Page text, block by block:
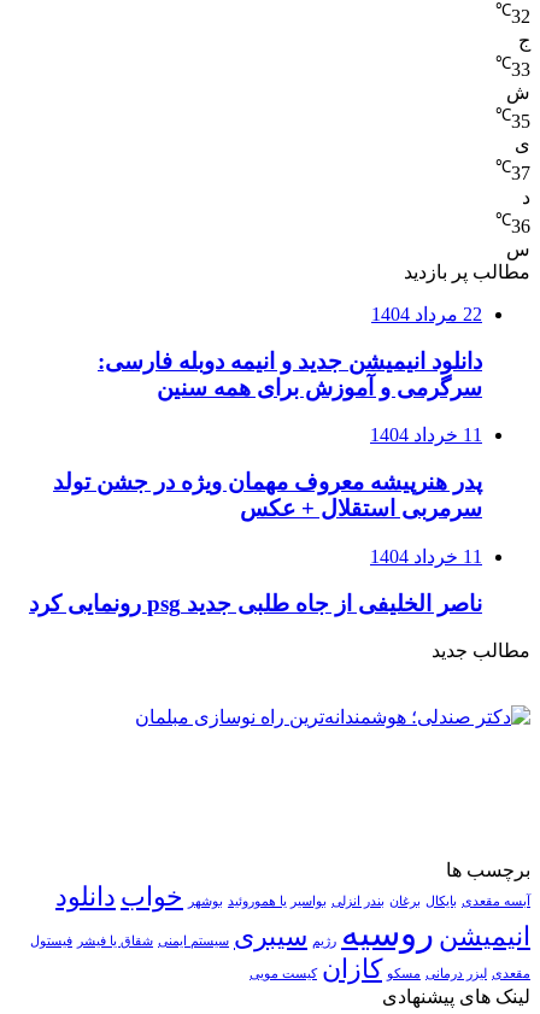
32
℃
ج
33
℃
ش
35
℃
ی
37
℃
د
36
℃
س
مطالب پر بازدید
22 مرداد 1404
دانلود انیمیشن جدید و انیمه دوبله فارسی:
سرگرمی و آموزش برای همه سنین
11 خرداد 1404
پدر هنرپیشه معروف مهمان ویژه در جشن تولد
سرمربی استقلال + عکس
11 خرداد 1404
ناصر الخلیفی از جاه طلبی جدید psg رونمایی کرد
مطالب جدید
برچسب ها
آبسه مقعدی بایکال برغان بندر انزلی بواسیر یا هموروئید بوشهر خواب دانلود
انیمیشن روسیه رژیم سیبری سیستم ایمنی شقاق یا فیشر فیستول
مقعدی لیزر درمانی مسکو کازان کیست مویی
لینک های پیشنهادی